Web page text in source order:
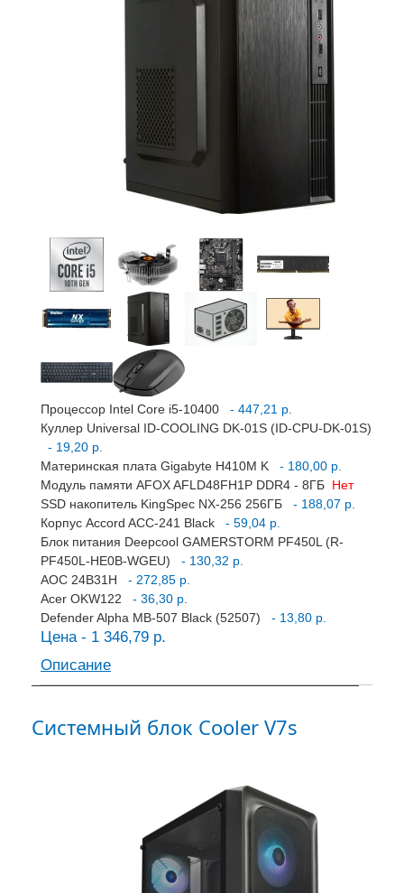
Процессор Intel Core i5-10400
- 447,21 р.
Куллер Universal ID-COOLING DK-01S (ID-CPU-DK-01S)
- 19,20 р.
Материнская плата Gigabyte H410M K
- 180,00 р.
Модуль памяти AFOX AFLD48FH1P DDR4 - 8ГБ Нет
SSD накопитель KingSpec NX-256 256ГБ
- 188,07 р.
Корпус Accord ACC-241 Black
- 59,04 р.
Блок питания Deepcool GAMERSTORM PF450L (R-
PF450L-HE0B-WGEU)
- 130,32 р.
AOC 24B31H
- 272,85 р.
Acer OKW122
- 36,30 р.
Defender Alpha MB-507 Black (52507)
- 13,80 р.
Цена - 1 346,79 р.
Описание
Системный блок Cooler V7s